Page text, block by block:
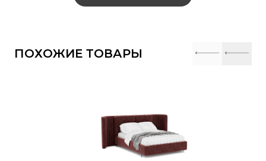
ПОХОЖИЕ ТОВАРЫ